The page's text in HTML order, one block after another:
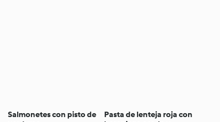
Salmonetes con pisto de
Pasta de lenteja roja con